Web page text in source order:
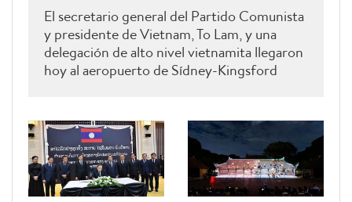
El secretario general del Partido Comunista
y presidente de Vietnam, To Lam, y una
delegación de alto nivel vietnamita llegaron
hoy al aeropuerto de Sídney-Kingsford
agosto, por invitación de la gobernadora
general de Australia, Sam Mostyn.